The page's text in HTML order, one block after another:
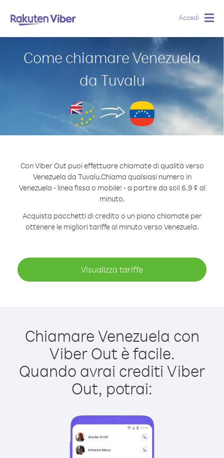
Accedi
Come chiamare Venezuela
da Tuvalu
Con Viber Out puoi effettuare chiamate di qualità verso
Venezuela da Tuvalu.Chiama qualsiasi numero in
Venezuela - linea fissa o mobile! - a partire da soli 6.9 ¢ al
minuto.
Acquista pacchetti di credito o un piano chiamate per
ottenere le migliori tariffe al minuto verso Venezuela.
Visualizza tariffe
Chiamare Venezuela con
Viber Out è facile.
Quando avrai crediti Viber
Out, potrai: